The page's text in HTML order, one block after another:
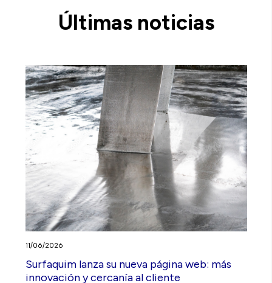
Últimas noticias
11/06/2026
Surfaquim lanza su nueva página web: más
innovación y cercanía al cliente